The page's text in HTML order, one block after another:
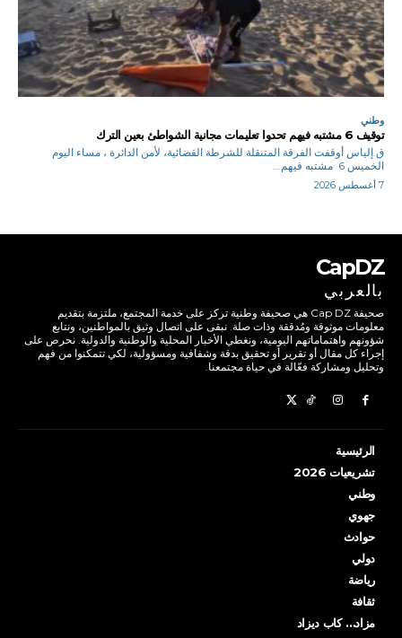
وطني
توقيف 6 مشتبه فيهم تحدوا تعليمات مجانية الشواطئ بعين الترك
ق.إلياس أوقفت الفرقة المتنقلة للشرطة القضائية، لأمن الدائرة ، مساء اليوم
الخميس 6 مشتبه فيهم...
7 أغسطس 2026
CapDZ
بالعربي
صحيفة Cap DZ هي صحيفة وطنية تركز على خدمة المجتمع، ملتزمة بتقديم
معلومات موثوقة ومُدققة وذات صلة. نبقى على اتصال وثيق بالمواطنين، ونتابع
شؤونهم واهتماماتهم اليومية، ونغطي الأخبار المحلية والوطنية والدولية. نحرص على
إجراء كل مقال أو تقرير أو تحقيق بدقة وشفافية ومسؤولية، لكي تتمكنوا من فهم
وتحليل ومشاركة فعّالة في حياة مجتمعنا.
الرئيسية
تشريعيات 2026
وطني
جهوي
حوادث
دولي
رياضة
ثقافة
مزاد… كاب ديزاد